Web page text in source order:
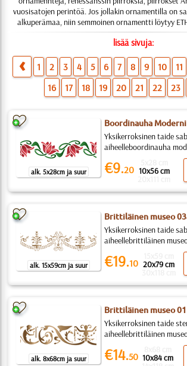
vuosisatojen perintöä. Jos jollakin ornamentilla on
alkuperämaa, niin semmoinen ornamentti löytyy
lisää sivuja:
1 2 3 4 5 6 7 8 9 10 11
16
17 18 19 20 21 22 23
alk. 5x28cm ja suur
Boordinauha
Yksikerroksinen taide
aiheelleboordinauha
€9.20 10x56 cm
alk. 15x59cm ja suur
Brittiläinen museo
Yksikerroksinen taide
aiheellebrittiläinen
€19.10 20x79 cm
alk. 8x68cm ja suur
Brittiläinen museo 01
Yksikerroksinen taide
aiheellebrittiläinen
€14.50 10x84 cm